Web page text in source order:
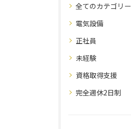
全てのカテゴリー
電気設備
正社員
未経験
資格取得支援
完全週休2日制